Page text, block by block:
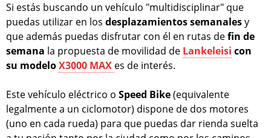
Si estás buscando un vehículo "multidisciplinar" que
puedas utilizar en los desplazamientos semanalesy
que además puedas disfrutar con él en rutas defin de
semana la propuesta de movilidad de Lankeleisi con
su modeloX3000 MAX es de interés.
Este vehículo eléctrico o Speed Bike(equivalente
legalmente a un ciclomotor) dispone de dos motores
(uno en cada rueda) para que puedas dar rienda suelta